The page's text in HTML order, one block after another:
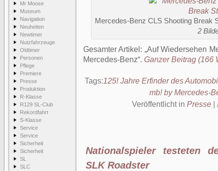
Mr Moose
Museum
Navigation
Neuheiten
Newtimer
Nutzfahrzeuge
Oldtimer
Personen
Pflege
Premiere
Presse
Produktion
R-Klasse
R129 SL-Club
Rekordfahrt
S-Klasse
Service
Service
Sicherheit
Sicherheit
SL
SLC
Mercedes-Benz CLS Shooting Break
2
Gesamter Artikel:
Auf Wiedersehen
Mercedes-Benz . Ganzer Beitrag (166
Tags:125! Jahre Erfinder des
mb! by Mercedes-
Veröffentlicht in Presse|
Nationalspieler testeten
SLK Roadster